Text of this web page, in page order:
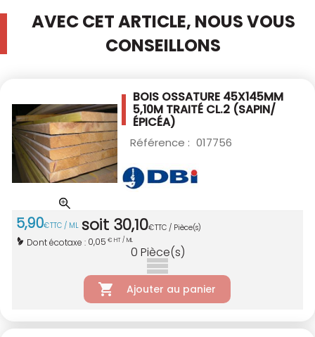
AVEC CET ARTICLE, NOUS VOUS
CONSEILLONS
BOIS OSSATURE 45X145MM
5,10M TRAITÉ CL.2 (SAPIN/
ÉPICÉA)
Référence : 017756
5,90€TTC / ML soit 30,10€TTC / Pièce(s)
Dont écotaxe : 0,05 € HT / ML
0 Pièce(s)
Ajouter au panier